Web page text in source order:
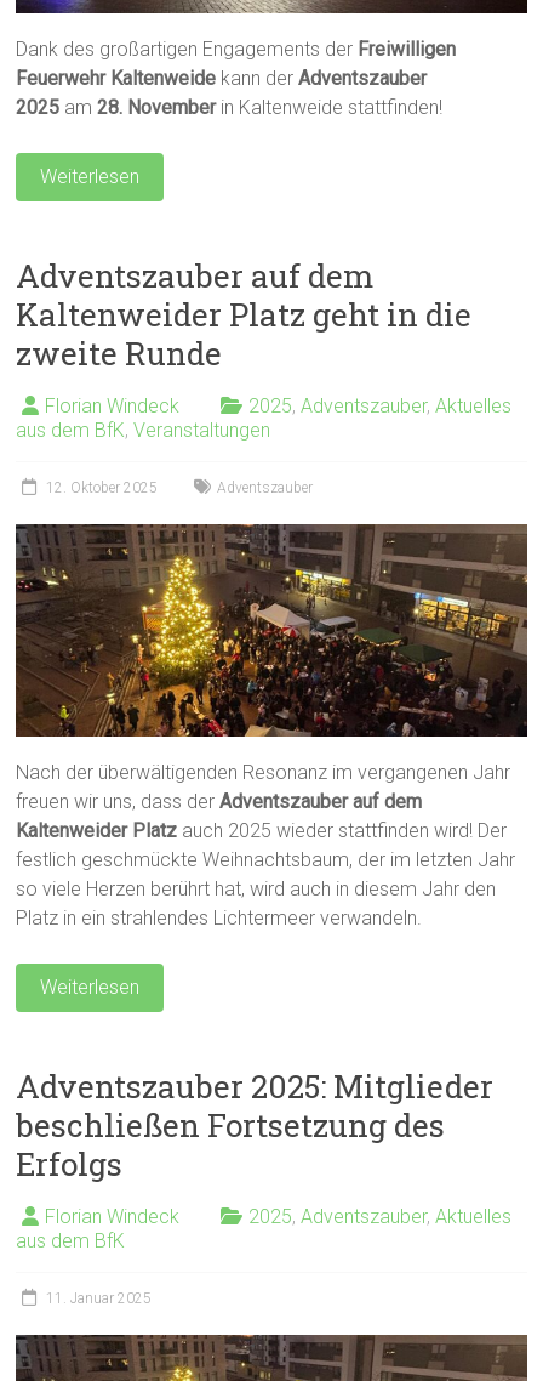
Dank des großartigen Engagements der Freiwilligen
Feuerwehr Kaltenweide kann derAdventszauber
2025 am28. Novemberin Kaltenweide stattfinden!
Weiterlesen
Adventszauber auf dem
Kaltenweider Platz geht in die
zweite Runde
Florian Windeck 2025,Adventszauber,Aktuelles
aus dem BfK,Veranstaltungen
12. Oktober 2025 Adventszauber
Nach der überwältigenden Resonanz im vergangenen Jahr
freuen wir uns, dass derAdventszauber auf dem
Kaltenweider Platz auch 2025 wieder stattfinden wird! Der
festlich geschmückte Weihnachtsbaum, der im letzten Jahr
so viele Herzen berührt hat, wird auch in diesem Jahr den
Platz in ein strahlendes Lichtermeer verwandeln.
Weiterlesen
Adventszauber 2025: Mitglieder
beschließen Fortsetzung des
Erfolgs
Florian Windeck 2025,Adventszauber,Aktuelles
aus dem BfK
11. Januar 2025